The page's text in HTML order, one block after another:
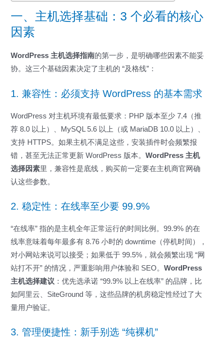
一、主机选择基础：3 个必看的核心
因素
WordPress 主机选择指南的第一步，是明确哪些因素不能妥
协。这三个基础因素决定了主机的 “及格线”：
1. 兼容性：必须支持 WordPress 的基本需求
WordPress 对主机环境有最低要求：PHP 版本至少 7.4（推
荐 8.0 以上）、MySQL 5.6 以上（或 MariaDB 10.0 以上）、
支持 HTTPS。如果主机不满足这些，安装插件时会频繁报
错，甚至无法正常更新 WordPress 版本。WordPress 主机
选择因素里，兼容性是底线，购买前一定要在主机商官网确
认这些参数。
2. 稳定性：在线率至少要 99.9%
“在线率” 指的是主机全年正常运行的时间比例。99.9% 的在
线率意味着每年最多有 8.76 小时的 downtime（停机时间），
对小网站来说可以接受；如果低于 99.5%，就会频繁出现 “网
站打不开” 的情况，严重影响用户体验和 SEO。WordPress
主机选择建议 ：优先选承诺 “99.9% 以上在线率” 的品牌，比
如阿里云、SiteGround 等，这些品牌的机房稳定性经过了大
量用户验证。
3. 管理便捷性：新手别选 “纯裸机”